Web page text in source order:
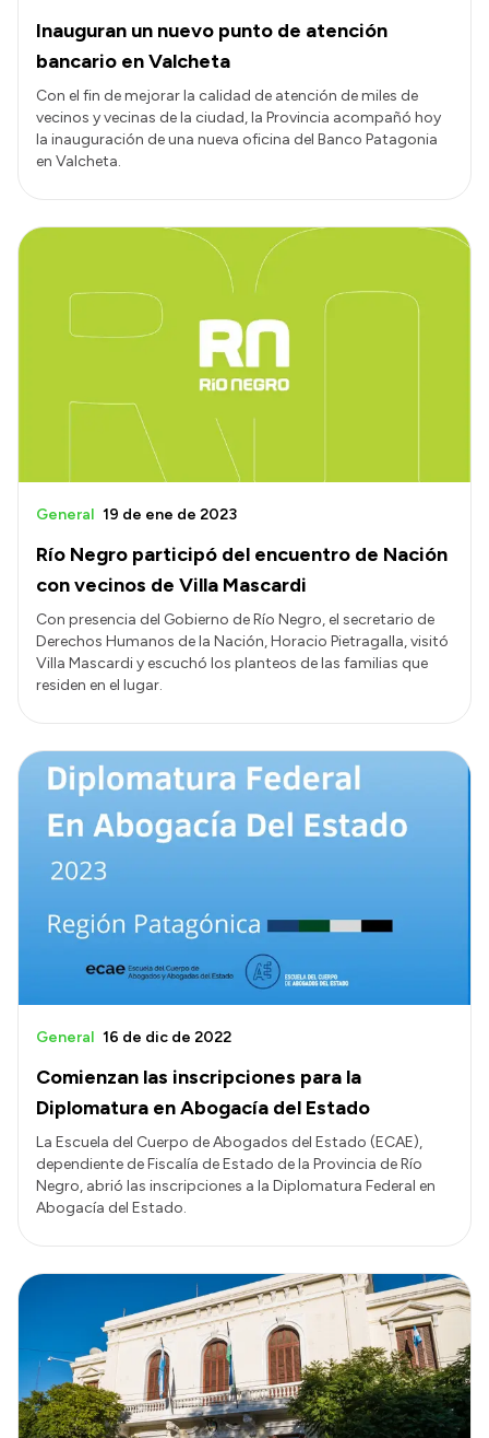
Inauguran un nuevo punto de atención
bancario en Valcheta
Con el fin de mejorar la calidad de atención de miles de
vecinos y vecinas de la ciudad, la Provincia acompañó hoy
la inauguración de una nueva oficina del Banco Patagonia
en Valcheta.
Río Negro participó del encuentro de Nación
con vecinos de Villa Mascardi
General 19 de ene de 2023
Con presencia del Gobierno de Río Negro, el secretario de
Derechos Humanos de la Nación, Horacio Pietragalla, visitó
Villa Mascardi y escuchó los planteos de las familias que
residen en el lugar.
Comienzan las inscripciones para la
Diplomatura en Abogacía del Estado
General 16 de dic de 2022
La Escuela del Cuerpo de Abogados del Estado (ECAE),
dependiente de Fiscalía de Estado de la Provincia de Río
Negro, abrió las inscripciones a la Diplomatura Federal en
Abogacía del Estado.